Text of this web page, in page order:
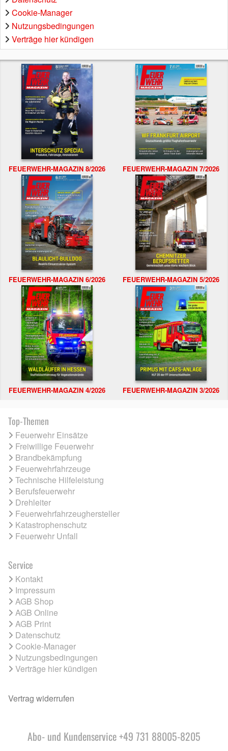
Cookie-Manager
Nutzungsbedingungen
Verträge hier kündigen
FEUERWEHR-MAGAZIN 8/2026 FEUERWEHR-MAGAZIN 7/2026
FEUERWEHR-MAGAZIN 6/2026 FEUERWEHR-MAGAZIN 5/2026
FEUERWEHR-MAGAZIN 4/2026 FEUERWEHR-MAGAZIN 3/2026
Top-Themen
Feuerwehr Einsätze
Freiwillige Feuerwehr
Brandbekämpfung
Feuerwehrfahrzeuge
Technische Hilfeleistung
Berufsfeuerwehr
Drehleiter
Feuerwehrfahrzeughersteller
Katastrophenschutz
Feuerwehr Unfall
Service
Kontakt
Impressum
AGB Shop
AGB Online
AGB Print
Datenschutz
Cookie-Manager
Nutzungsbedingungen
Verträge hier kündigen
Vertrag widerrufen
Abo- und Kundenservice +49 731 88005-8205